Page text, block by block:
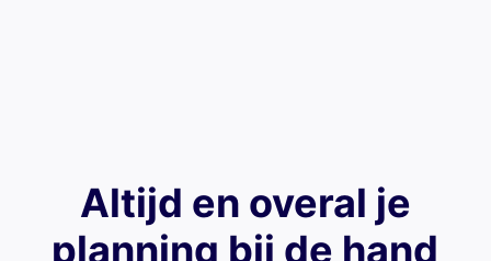
Altijd en overal je
planning bij de hand